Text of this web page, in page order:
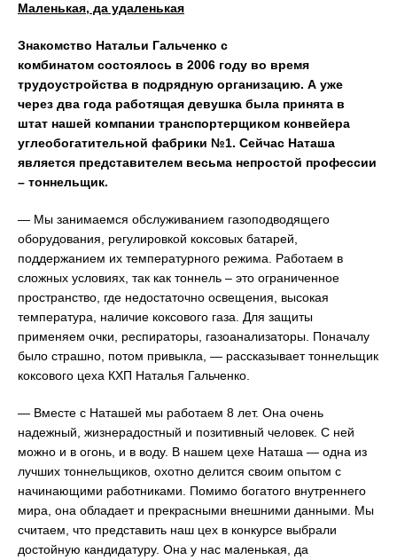
Маленькая, да удаленькая
Знакомство Натальи Гальченко с
комбинатом состоялось в 2006 году во время
трудоустройства в подрядную организацию. А уже
через два года работящая девушка была принята в
штат нашей компании транспортерщиком конвейера
углеобогатительной фабрики №1. Сейчас Наташа
является представителем весьма непростой профессии
– тоннельщик.
— Мы занимаемся обслуживанием газоподводящего
оборудования, регулировкой коксовых батарей,
поддержанием их температурного режима. Работаем в
сложных условиях, так как тоннель – это ограниченное
пространство, где недостаточно освещения, высокая
температура, наличие коксового газа. Для защиты
применяем очки, респираторы, газоанализаторы. Поначалу
было страшно, потом привыкла, — рассказывает тоннельщик
коксового цеха КХП Наталья Гальченко.
— Вместе с Наташей мы работаем 8 лет. Она очень
надежный, жизнерадостный и позитивный человек. С ней
можно и в огонь, и в воду. В нашем цехе Наташа — одна из
лучших тоннельщиков, охотно делится своим опытом с
начинающими работниками. Помимо богатого внутреннего
мира, она обладает и прекрасными внешними данными. Мы
считаем, что представить наш цех в конкурсе выбрали
достойную кандидатуру. Она у нас маленькая, да